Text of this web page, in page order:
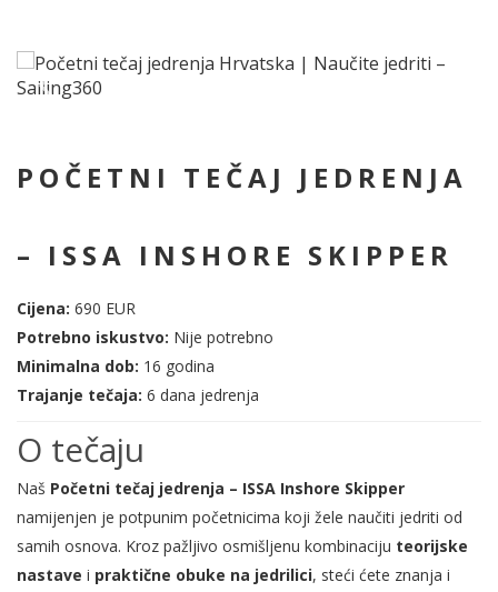
POČETNI TEČAJ JEDRENJA
– ISSA INSHORE SKIPPER
Cijena: 690 EUR
Potrebno iskustvo: Nije potrebno
Minimalna dob: 16 godina
Trajanje tečaja: 6 dana jedrenja
O tečaju
Naš Početni tečaj jedrenja – ISSA Inshore Skipper
namijenjen je potpunim početnicima koji žele naučiti jedriti od
samih osnova. Kroz pažljivo osmišljenu kombinaciju teorijske
nastave i praktične obuke na jedrilici, steći ćete znanja i